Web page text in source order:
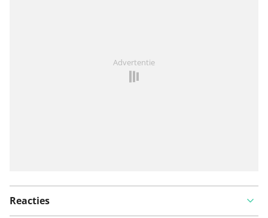
Advertentie
Reacties